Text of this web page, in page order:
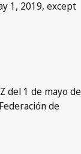
1, 2019, except
del 1 de mayo de
de